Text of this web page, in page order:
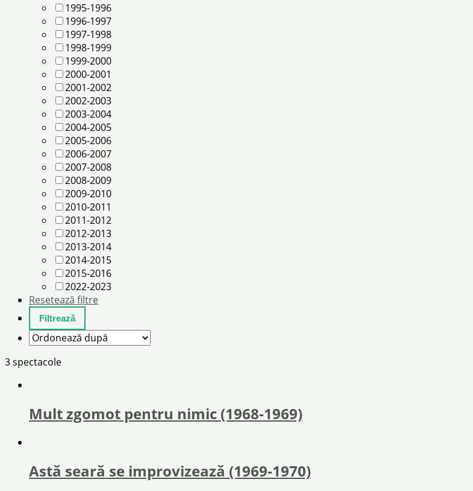
1995-1996
1996-1997
1997-1998
1998-1999
1999-2000
2000-2001
2001-2002
2002-2003
2003-2004
2004-2005
2005-2006
2006-2007
2007-2008
2008-2009
2009-2010
2010-2011
2011-2012
2012-2013
2013-2014
2014-2015
2015-2016
2022-2023
Resetează filtre
3 spectacole
Mult zgomot pentru nimic (1968-1969)
Astă seară se improvizează (1969-1970)